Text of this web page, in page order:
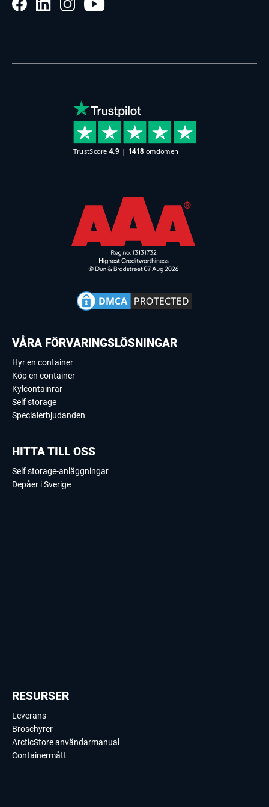
VÅRA FÖRVARINGSLÖSNINGAR
Hyr en container
Köp en container
Kylcontainrar
Self storage
Specialerbjudanden
HITTA TILL OSS
Self storage-anläggningar
Depåer i Sverige
RESURSER
Leverans
Broschyrer
ArcticStore användarmanual
Containermått